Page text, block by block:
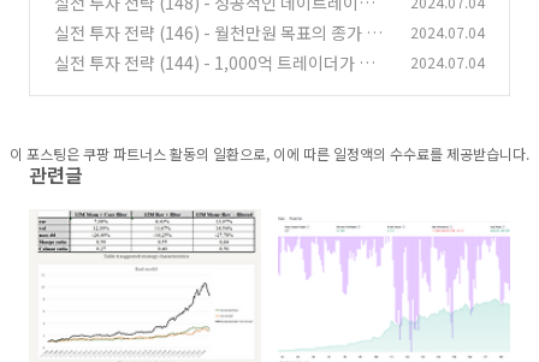
을 위한 핵심 전략과 팁
(1)
실전 투자 전략 (146) - 월천만원 목표의 종가 매
매 핵심 팁
(1)
2024.07.04
실전 투자 전략 (144) - 1,000억 트레이더가 알
2024.07.04
이 포스팅은 쿠팡 파트너스 활동의 일환으로, 이에 따른 일정액의 수수료를 제공받습니다.
관련글